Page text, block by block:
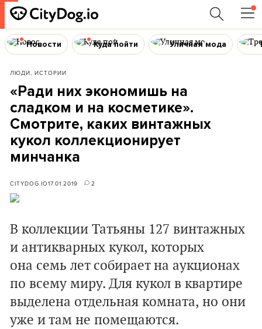
Новости Куда пойти Уличная мода
ЛЮДИ, ИСТОРИИ
«Ради них экономишь на
сладком и на косметике».
Смотрите, каких винтажных
кукол коллекционирует
минчанка
CITYDOG.IO17.01.2019 2
В коллекции Татьяны 127 винтажных
и антикварных кукол, которых
она семь лет собирает на аукционах
по всему миру. Для кукол в квартире
выделена отдельная комната, но они
уже и там не помещаются.